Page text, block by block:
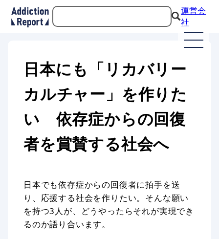
運営会
社
日本にも「リカバリー
カルチャー」を作りた
い 依存症からの回復
者を賞賛する社会へ
日本でも依存症からの回復者に拍手を送
り、応援する社会を作りたい。そんな願い
を持つ3人が、どうやったらそれが実現でき
るのか語り合います。